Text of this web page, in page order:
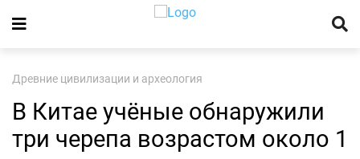
Древние цивилизации и археология
В Китае учёные обнаружили
три черепа возрастом около 1